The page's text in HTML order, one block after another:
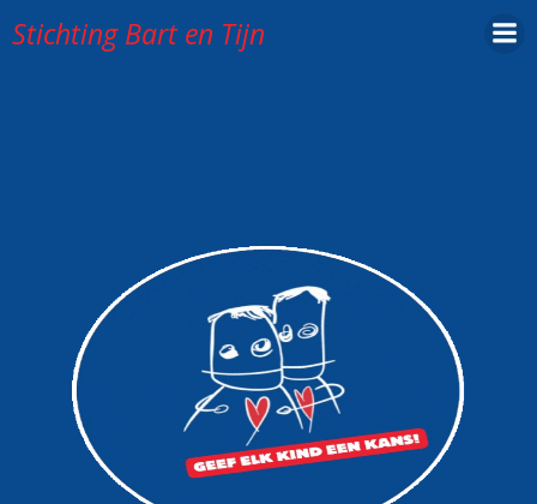
Stichting Bart en Tijn
awesome